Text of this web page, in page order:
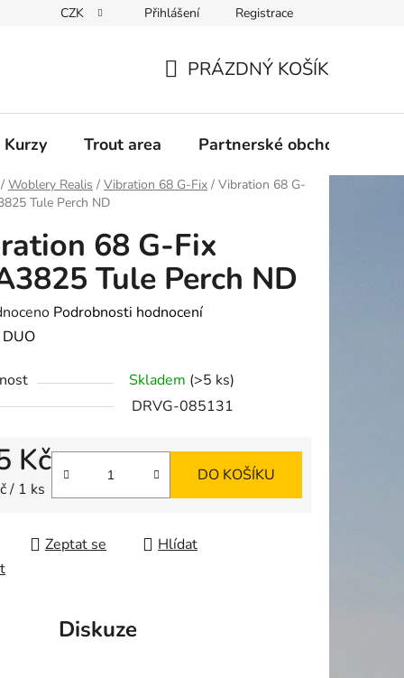
CZK Přihlášení Registrace
KOŠÍK
PRÁZDNÝ KOŠÍK
Kurzy Trout area Partnerské obchody
/ Woblery Realis / Vibration 68 G-Fix / Vibration 68 G-
Tule Perch ND
68 G-Fix
Tule Perch ND
Podrobnosti hodnocení
DUO
Skladem (>5 ks)
DRVG-085131
Kč
cena:
/ 1 ks
DO KOŠÍKU
Zeptat se
Hlídat
Diskuze